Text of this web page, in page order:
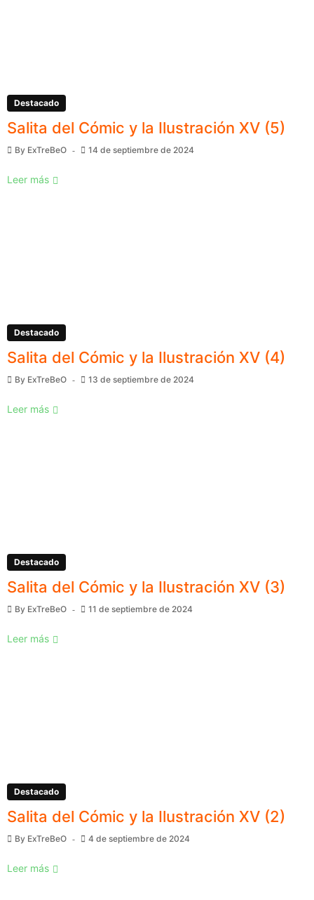
Destacado
Salita del Cómic y la Ilustración XV (5)
By ExTreBeO 14 de septiembre de 2024
Leer más
Destacado
Salita del Cómic y la Ilustración XV (4)
By ExTreBeO 13 de septiembre de 2024
Leer más
Destacado
Salita del Cómic y la Ilustración XV (3)
By ExTreBeO 11 de septiembre de 2024
Leer más
Destacado
Salita del Cómic y la Ilustración XV (2)
By ExTreBeO 4 de septiembre de 2024
Leer más